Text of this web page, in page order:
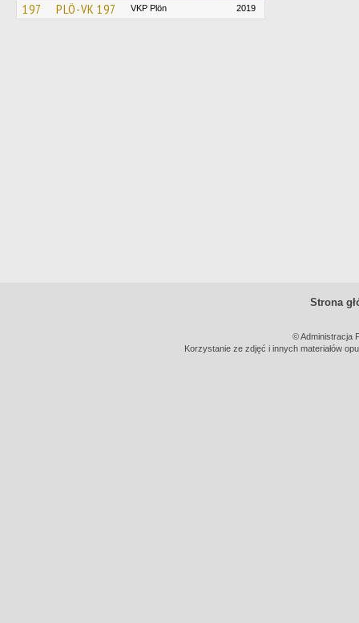
197 PLÖ-VK 197 VKP Plön 2019
Strona
© Administracja
Korzystanie ze zdjęć i innych materiałów